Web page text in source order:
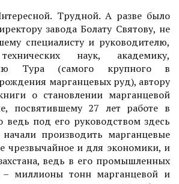
Трудной. А разве было
завода Болату Святову, не
специалисту и руководителю,
наук, академику,
Тура (самого крупного в
марганцевых руд), автору
о становлении марганцевой
посвятившему 27 лет работе в
ведь под его руководством здесь
производить марганцевые
чрезвычайное и для экономики, и
ведь в его промышленных
– миллионы тонн марганцевой и